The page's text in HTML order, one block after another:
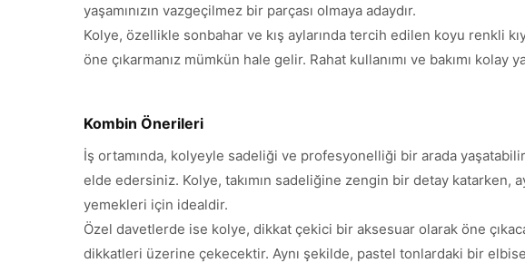
yaşamınızın vazgeçilmez bir parçası olmaya adaydır.
Kolye, özellikle sonbahar ve kış aylarında tercih edilen koyu renkli
öne çıkarmanız mümkün hale gelir. Rahat kullanımı ve bakımı
Kombin Önerileri
İş ortamında, kolyeyle sadeliği ve profesyonelliği bir arada
elde edersiniz. Kolye, takımın sadeliğine zengin bir detay katarken,
yemekleri için idealdir.
Özel davetlerde ise kolye, dikkat çekici bir aksesuar olarak öne
dikkatleri üzerine çekecektir. Aynı şekilde, pastel tonlardaki bir